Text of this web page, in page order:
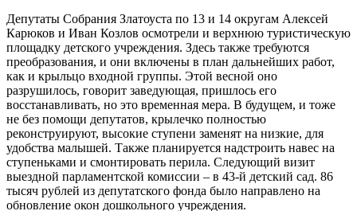
Депутаты Собрания Златоуста по 13 и 14 округам Алексей
Карюков и Иван Козлов осмотрели и верхнюю туристическую
площадку детского учреждения. Здесь также требуются
преобразования, и они включены в план дальнейших работ,
как и крыльцо входной группы. Этой весной оно
разрушилось, говорит заведующая, пришлось его
восстанавливать, но это временная мера. В будущем, и тоже
не без помощи депутатов, крылечко полностью
реконструируют, высокие ступени заменят на низкие, для
удобства малышей. Также планируется надстроить навес на
ступеньками и смонтировать перила. Следующий визит
выездной парламентской комиссии – в 43-й детский сад. 86
тысяч рублей из депутатского фонда было направлено на
обновление окон дошкольного учреждения.